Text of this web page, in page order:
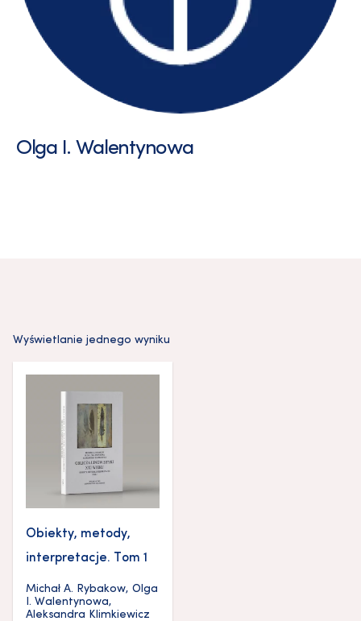
Olga I. Walentynowa
Wyświetlanie jednego wyniku
Obiekty, metody,
interpretacje. Tom 1
Michał A. Rybakow, Olga
I. Walentynowa,
Aleksandra Klimkiewicz